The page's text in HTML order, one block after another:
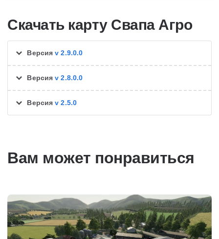
Скачать карту Свапа Агро
Версияv 2.9.0.0
Версияv 2.8.0.0
Версияv 2.5.0
Вам может понравиться